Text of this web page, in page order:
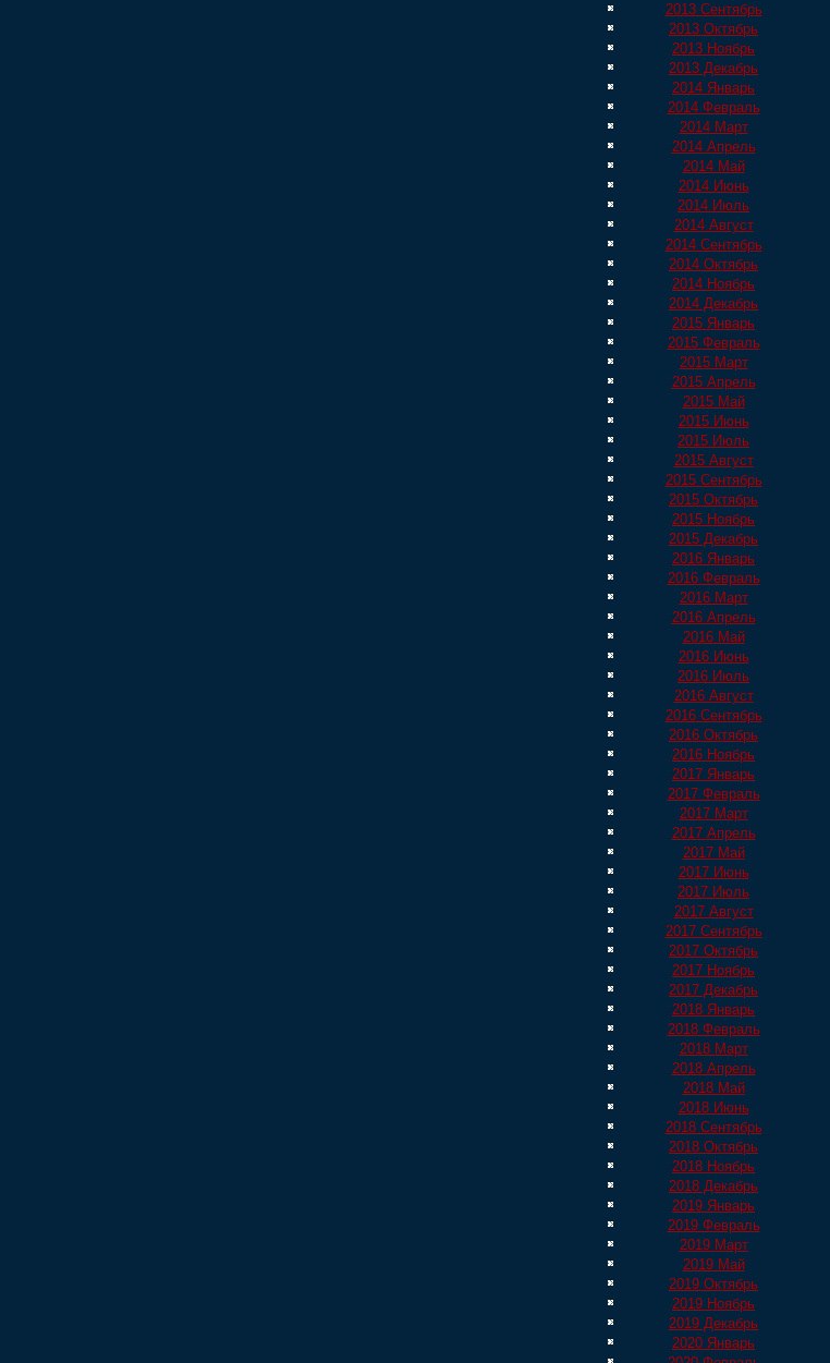
2013 Сентябрь
2013 Октябрь
2013 Ноябрь
2013 Декабрь
2014 Январь
2014 Февраль
2014 Март
2014 Апрель
2014 Май
2014 Июнь
2014 Июль
2014 Август
2014 Сентябрь
2014 Октябрь
2014 Ноябрь
2014 Декабрь
2015 Январь
2015 Февраль
2015 Март
2015 Апрель
2015 Май
2015 Июнь
2015 Июль
2015 Август
2015 Сентябрь
2015 Октябрь
2015 Ноябрь
2015 Декабрь
2016 Январь
2016 Февраль
2016 Март
2016 Апрель
2016 Май
2016 Июнь
2016 Июль
2016 Август
2016 Сентябрь
2016 Октябрь
2016 Ноябрь
2017 Январь
2017 Февраль
2017 Март
2017 Апрель
2017 Май
2017 Июнь
2017 Июль
2017 Август
2017 Сентябрь
2017 Октябрь
2017 Ноябрь
2017 Декабрь
2018 Январь
2018 Февраль
2018 Март
2018 Апрель
2018 Май
2018 Июнь
2018 Сентябрь
2018 Октябрь
2018 Ноябрь
2018 Декабрь
2019 Январь
2019 Февраль
2019 Март
2019 Май
2019 Октябрь
2019 Ноябрь
2019 Декабрь
2020 Январь